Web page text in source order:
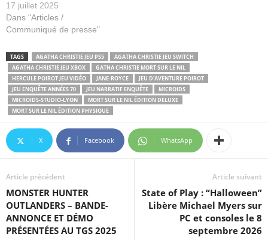
17 juillet 2025
Dans "Articles /
Communiqué de presse"
TAGS AGATHA CHRISTIE JEU PS5
AGATHA CHRISTIE JEU SWITCH
AGATHA CHRISTIE JEU XBOX
GATHA CHRISTIE MORT SUR LE NIL
HERCULE POIROT JEU VIDÉO
JANE-ROYCE
JEU D’AVENTURE POIROT
JEU ENQUÊTE ANNÉES 70
JEU NARRATIF ENQUÊTE
MICROIDS
MICROIDS-STUDIO-LYON
MORT SUR LE NIL ÉDITION DELUXE
MORT SUR LE NIL ÉDITION PHYSIQUE
X Facebook WhatsApp
Article précédent
MONSTER HUNTER
OUTLANDERS – BANDE-
ANNONCE ET DÉMO
PRÉSENTÉES AU TGS 2025
Article suivant
State of Play : “Halloween”
Libère Michael Myers sur
PC et consoles le 8
septembre 2026